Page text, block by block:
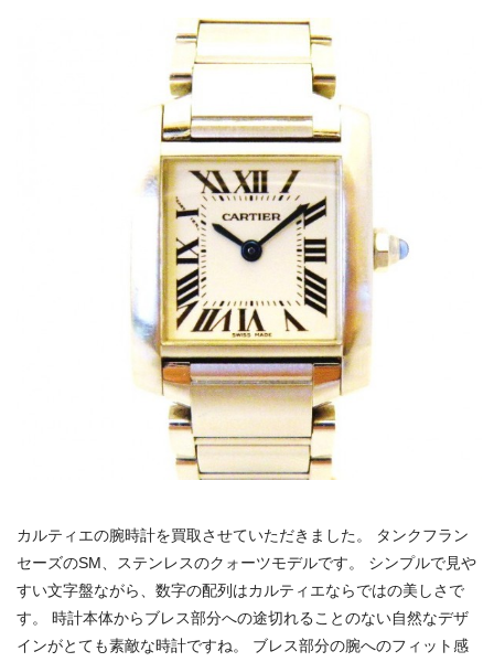
カルティエの腕時計を買取させていただきました。 タンクフラン
セーズのSM、ステンレスのクォーツモデルです。 シンプルで見や
すい文字盤ながら、数字の配列はカルティエならではの美しさで
す。 時計本体からブレス部分への途切れることのない自然なデザ
インがとても素敵な時計ですね。 ブレス部分の腕へのフィット感